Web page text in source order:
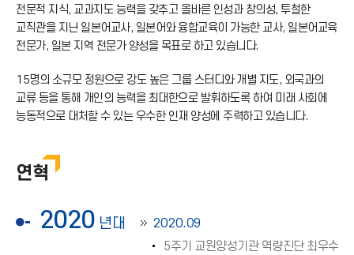
전문적 지식, 교과지도 능력을 갖추고 올바른 인성과 창의성, 투철한
교직관을 지닌 일본어교사, 일본어와 융합교육이 가능한 교사, 일본어교육
전문가, 일본 지역 전문가 양성을 목표로 하고 있습니다.
15명의 소규모 정원으로 강도 높은 그룹 스터디와 개별 지도, 외국과의
교류 등을 통해 개인의 능력을 최대한으로 발휘하도록 하여 미래 사회에
능동적으로 대처할 수 있는 우수한 인재 양성에 주력하고 있습니다.
연혁
2020 년대
2020.09
5주기 교원양성기관 역량진단 최우수